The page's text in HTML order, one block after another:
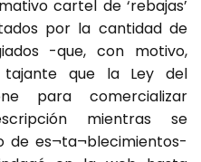
cartel de ‘rebajas’
por la cantidad de
-que, con motivo,
tajante que la Ley del
para comercializar
mientras se
de es¬ta¬blecimientos-